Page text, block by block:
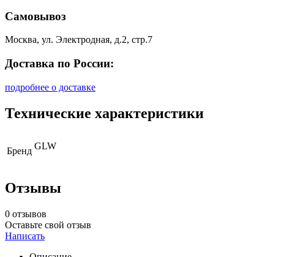
Самовывоз
Москва, ул. Электродная, д.2, стр.7
Доставка по России:
подробнее о доставке
Технические характеристики
Бренд GLW
Отзывы
0 отзывов
Оставьте свой отзыв
Написать